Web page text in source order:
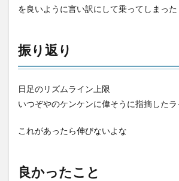
を良いように言い訳にして乗ってしまった
振り返り
日足のリズムライン上限
いつぞやのケンケンに偉そうに指摘したラ
これがあったら伸びないよな
良かったこと